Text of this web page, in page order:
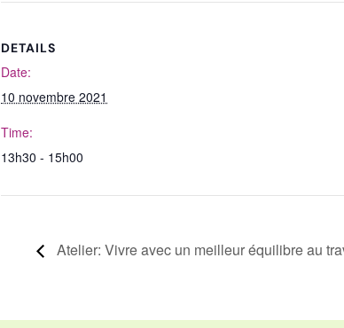
DETAILS
Date:
10 novembre 2021
Time:
13h30 - 15h00
Atelier: Vivre avec un meilleur équilibre au